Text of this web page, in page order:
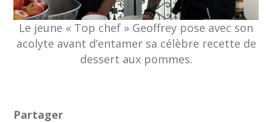
Le jeune « Top chef » Geoffrey pose avec son
acolyte avant d’entamer sa célèbre recette de
dessert aux pommes.
Partager